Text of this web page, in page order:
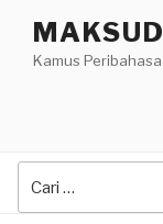
content
Kamus